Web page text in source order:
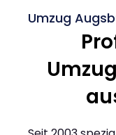
Umzug